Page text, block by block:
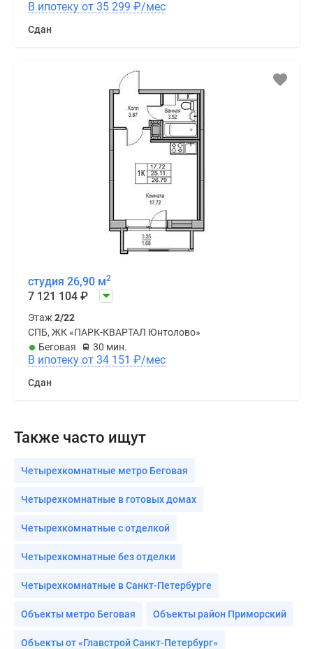
В ипотеку от 35 299 ₽/мес
Сдан
студия 26,90 м2
7 121 104 ₽
Этаж2/22
СПБ, ЖК «ПАРК-КВАРТАЛ Юнтолово»
Беговая
30 мин.
В ипотеку от 34 151 ₽/мес
Сдан
Также часто ищут
Четырехкомнатные метро Беговая
Четырехкомнатные в готовых домах
Четырехкомнатные с отделкой
Четырехкомнатные без отделки
Четырехкомнатные в Санкт-Петербурге
Объекты метро Беговая Объекты район Приморский
Объекты от «Главстрой Санкт-Петербург»